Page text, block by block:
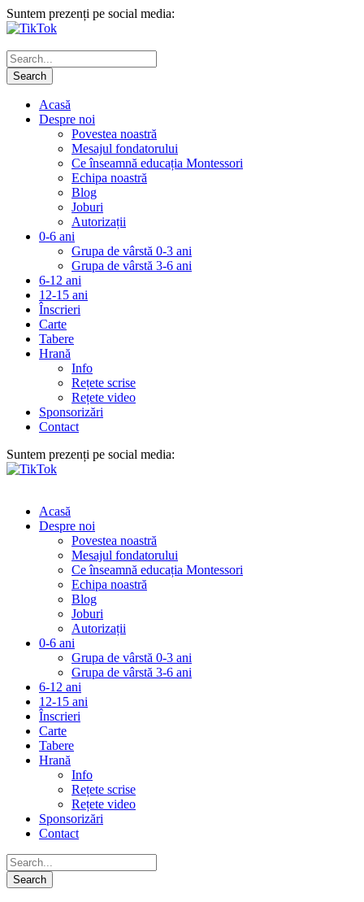
Suntem prezenți pe social media:
Acasă
Despre noi
Povestea noastră
Mesajul fondatorului
Ce înseamnă educația Montessori
Echipa noastră
Blog
Joburi
Autorizații
0-6 ani
Grupa de vârstă 0-3 ani
Grupa de vârstă 3-6 ani
6-12 ani
12-15 ani
Înscrieri
Carte
Tabere
Hrană
Info
Rețete scrise
Rețete video
Sponsorizări
Contact
Suntem prezenți pe social media:
Acasă
Despre noi
Povestea noastră
Mesajul fondatorului
Ce înseamnă educația Montessori
Echipa noastră
Blog
Joburi
Autorizații
0-6 ani
Grupa de vârstă 0-3 ani
Grupa de vârstă 3-6 ani
6-12 ani
12-15 ani
Înscrieri
Carte
Tabere
Hrană
Info
Rețete scrise
Rețete video
Sponsorizări
Contact